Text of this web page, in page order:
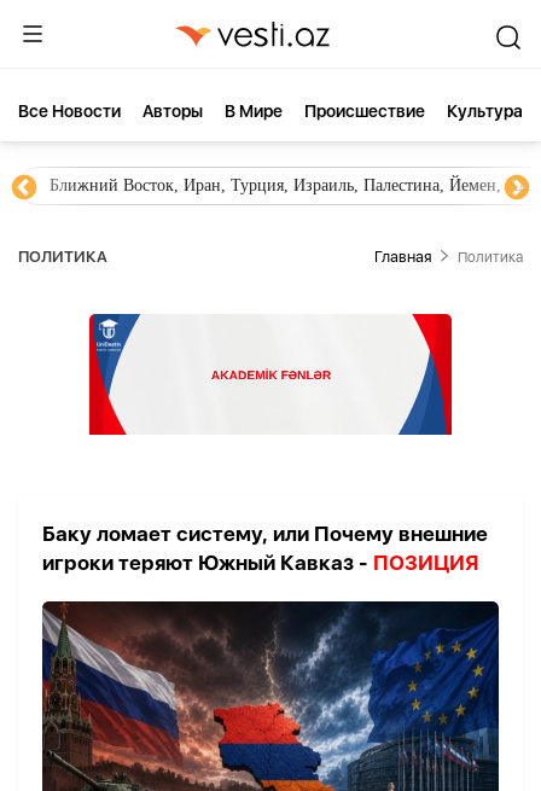
Все Новости Aвторы В Мире Происшествие Культура
Ближний Восток, Иран, Турция, Израиль, Палестина, Йемен,
ПОЛИТИКА Главная Политика
Баку ломает систему, или Почему внешние
игроки теряют Южный Кавказ - ПОЗИЦИЯ